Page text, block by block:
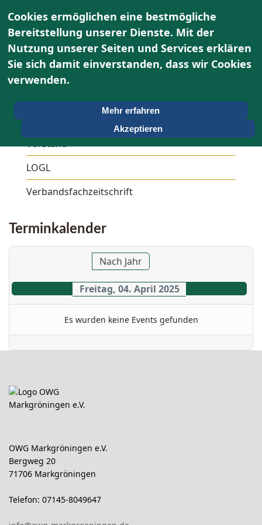
Über uns
Vorstand
LOGL
Verbandsfachzeitschrift
Terminkalender
Nach Jahr
Freitag, 04. April 2025
Es wurden keine Events gefunden
OWG Markgröningen e.V.
Bergweg 20
71706 Markgröningen
Telefon: 07145-8049647
Cookies ermöglichen eine bestmögliche
Bereitstellung unserer Dienste. Mit der
Nutzung unserer Seiten und Services erklären
Sie sich damit einverstanden, dass wir Cookies
verwenden.
Mehr erfahren
Akzeptieren